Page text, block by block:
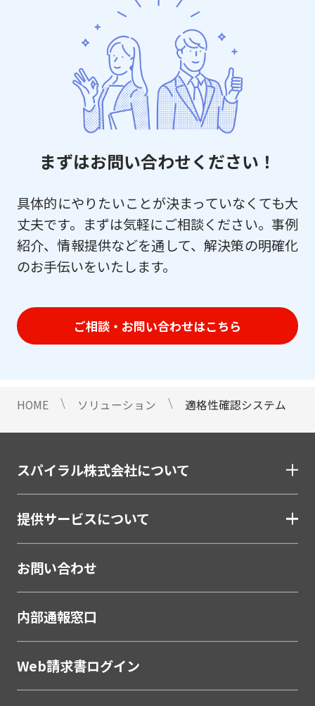
まずはお問い合わせください！
具体的にやりたいことが決まっていなくても大
丈夫です。まずは気軽にご相談ください。事例
紹介、情報提供などを通して、解決策の明確化
のお手伝いをいたします。
ご相談・お問い合わせはこちら
HOME ソリューション 適格性確認システム
スパイラル株式会社について
提供サービスについて
お問い合わせ
内部通報窓口
Web請求書ログイン